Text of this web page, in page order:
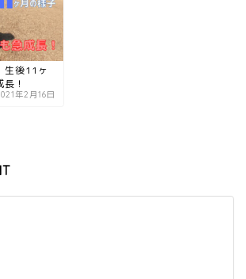
後11ヶ
！
年2月16日